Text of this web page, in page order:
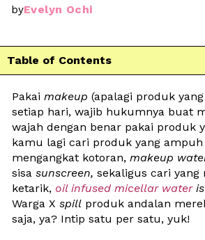
byEvelyn Ochi
Table of Contents
Pakai makeup (apalagi produk yang
setiap hari, wajib hukumnya buat
wajah dengan benar pakai produk
kamu lagi cari produk yang
mengangkat kotoran, makeup
sisa sunscreen, sekaligus cari
ketarik, oil infused micellar water
Warga X spill produk andalan
saja, ya? Intip satu per satu, yuk!